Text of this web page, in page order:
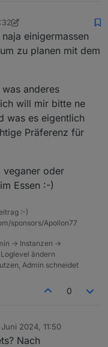
6. März 2024, 12:52
einigermassen
zu planen mit dem
anderes
will mir bitte ne
was es eigentlich
Präferenz für
veganer oder
Essen :-)
:-)
sponsors/Apollon77
-> Instanzen ->
ändern
Admin schneidet
0
2024, 11:50
von
Nach